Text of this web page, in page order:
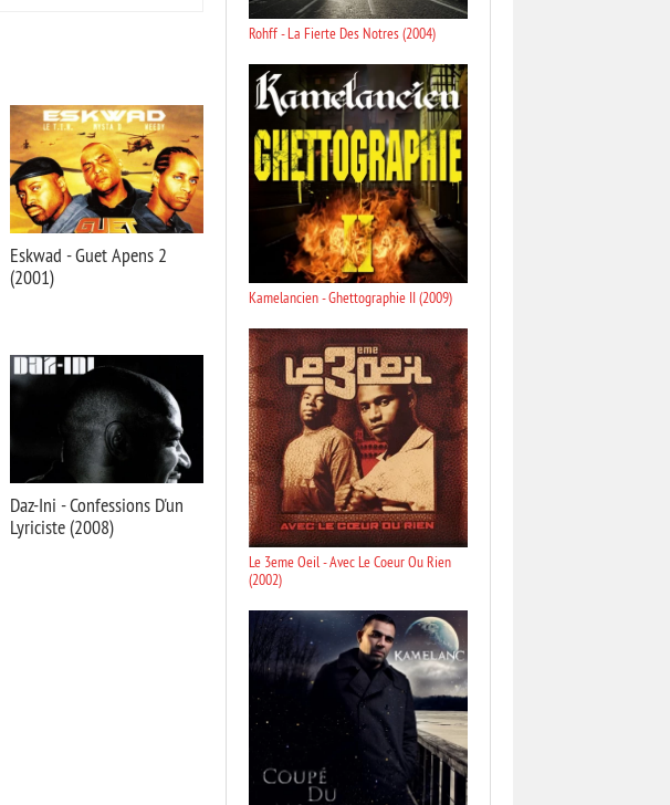
Eskwad - Guet Apens 2
(2001)
Daz-Ini - Confessions D'un
Lyriciste (2008)
Rohff - La Fierte Des Notres (2004)
Kamelancien - Ghettographie II (2009)
Le 3eme Oeil - Avec Le Coeur Ou Rien
(2002)